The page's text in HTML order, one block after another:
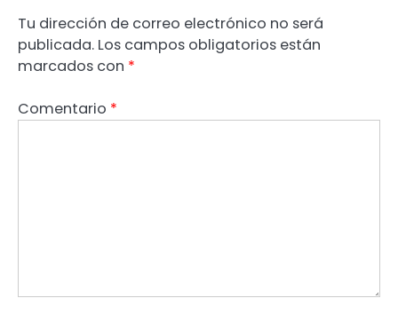
Tu dirección de correo electrónico no será
publicada. Los campos obligatorios están
marcados con *
Comentario *